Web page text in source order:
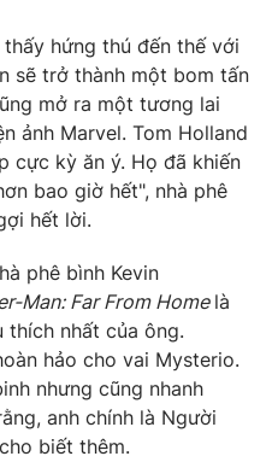
Vươn mình bằng AI
hứng thú đến thế với
sẽ trở thành một bom tấn
mở ra một tương lai
ảnh Marvel. Tom Holland
cực kỳ ăn ý. Họ đã khiến
bao giờ hết", nhà phê
hết lời.
phê bình Kevin
Man: Far From Home là
thích nhất của ông.
hảo cho vai Mysterio.
nhưng cũng nhanh
anh chính là Người
biết thêm.